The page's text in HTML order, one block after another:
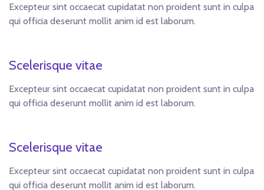
Excepteur sint occaecat cupidatat non proident sunt in culpa
qui officia deserunt mollit anim id est laborum.
Scelerisque vitae
Excepteur sint occaecat cupidatat non proident sunt in culpa
qui officia deserunt mollit anim id est laborum.
Scelerisque vitae
Excepteur sint occaecat cupidatat non proident sunt in culpa
qui officia deserunt mollit anim id est laborum.